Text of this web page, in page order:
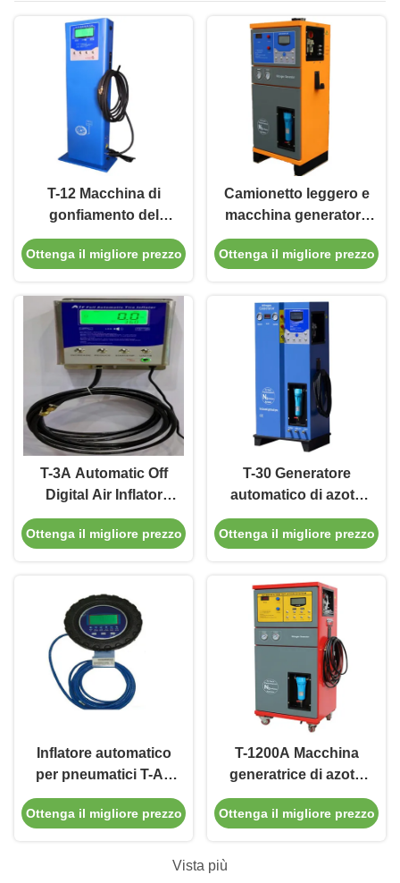
T-12 Macchina di
gonfiamento del
nitrogeno
completamente
pressione dei
pneumatici di
precisione
Ottenga il migliore prezzo
Camionetto leggero e
macchina generatore
di azoto 99% N2
purezza per
gonfiamento
Ottenga il migliore prezzo
T-3A Automatic Off
Digital Air Inflator
Smart con auto e
autobus
Ottenga il migliore prezzo
T-30 Generatore
automatico di azoto
con livelli di purezza
regolabili
Ottenga il migliore prezzo
Inflatore automatico
per pneumatici T-A1
per centri di
assistenza auto e
Ottenga il migliore prezzo
T-1200A Macchina
generatrice di azoto
ad alta efficienza 97%
purezza per riempire
Ottenga il migliore prezzo
Vista più